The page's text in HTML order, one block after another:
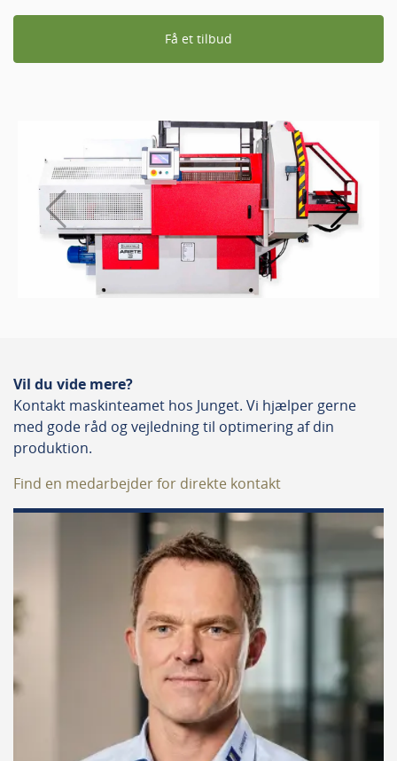
Få et tilbud
Vil du vide mere?
Kontakt maskinteamet hos Junget. Vi hjælper gerne
med gode råd og vejledning til optimering af din
produktion.
Find en medarbejder for direkte kontakt